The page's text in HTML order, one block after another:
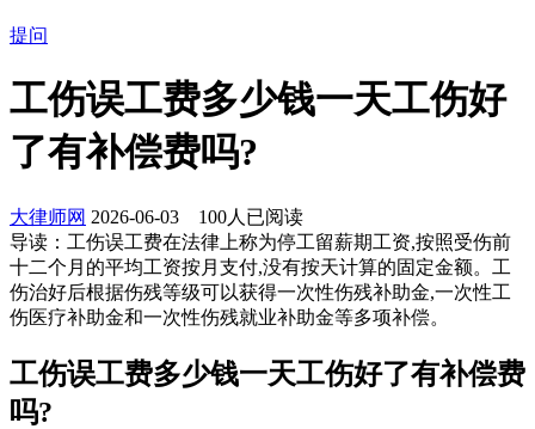
提问
工伤误工费多少钱一天工伤好
了有补偿费吗?
大律师网 2026-06-03 100人已阅读
导读： 工伤误工费在法律上称为停工留薪期工资,按照受伤前
十二个月的平均工资按月支付,没有按天计算的固定金额。工
伤治好后根据伤残等级可以获得一次性伤残补助金,一次性工
伤医疗补助金和一次性伤残就业补助金等多项补偿。
工伤误工费多少钱一天工伤好了有补偿费
吗?